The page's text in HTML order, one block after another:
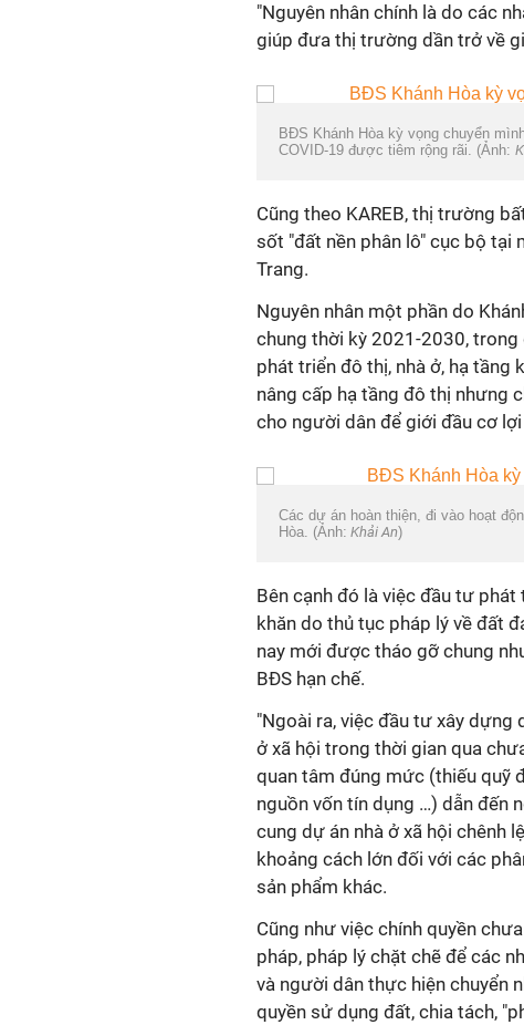
"Nguyên nhân chính là do các
giúp đưa thị trường dần trở về
BĐS Khánh Hòa kỳ vọng chuyển
COVID-19 được tiêm rộng rãi. (Ảnh:
Cũng theo KAREB, thị trường
sốt "đất nền phân lô" cục bộ tại
Trang.
Nguyên nhân một phần do
chung thời kỳ 2021-2030,
phát triển đô thị, nhà ở, hạ tầng
nâng cấp hạ tầng đô thị nhưng
cho người dân để giới đầu cơ
Các dự án hoàn thiện, đi vào hoạt
Hòa. (Ảnh: Khải An)
Bên cạnh đó là việc đầu tư
khăn do thủ tục pháp lý về đất
nay mới được tháo gỡ chung
BĐS hạn chế.
"Ngoài ra, việc đầu tư xây dựng
ở xã hội trong thời gian qua
quan tâm đúng mức (thiếu quỹ
nguồn vốn tín dụng …) dẫn đến
cung dự án nhà ở xã hội chênh
khoảng cách lớn đối với các
sản phẩm khác.
Cũng như việc chính quyền
pháp, pháp lý chặt chẽ để các
và người dân thực hiện chuyển
quyền sử dụng đất, chia tách,